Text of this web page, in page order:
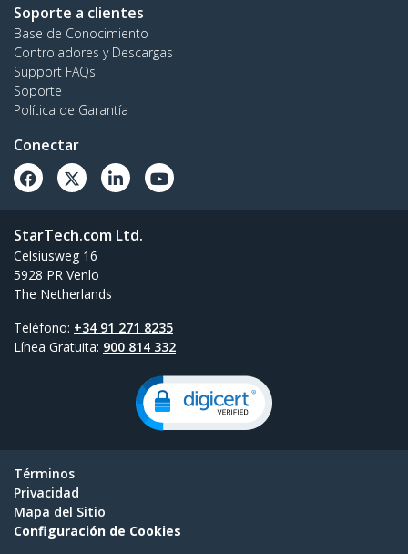
Soporte a clientes
Base de Conocimiento
Controladores y Descargas
Support FAQs
Soporte
Política de Garantía
Conectar
StarTech.com Ltd.
Celsiusweg 16
5928 PR Venlo
The Netherlands
Teléfono: +34 91 271 8235
Línea Gratuita: 900 814 332
Términos
Privacidad
Mapa del Sitio
Configuración de Cookies